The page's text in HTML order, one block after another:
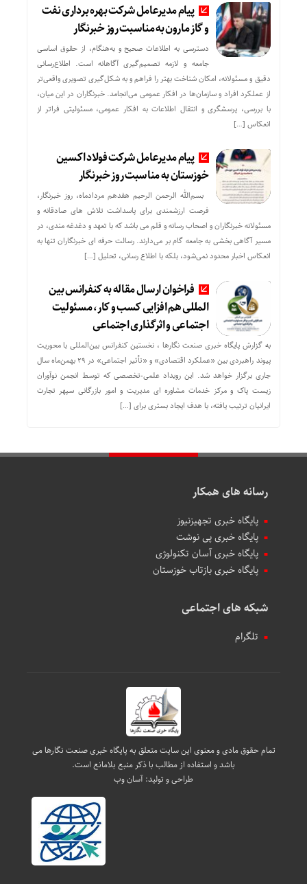
پیام مدیرعامل شرکت بهره برداری نفت
و گاز مارون به مناسبت روز خبرنگار
دسترسی به اطلاعات صحیح و به‌هنگام، از حقوق اساسی
جامعه و لازمه تصمیم‌گیری آگاهانه است. اطلاع‌رسانی
دقیق و مسئولانه، امکان شناخت بهتر را فراهم و به شکل‌گیری تصویری واقعی‌تر
از عملکرد افراد و سازمان‌ها در افکار عمومی می‌انجامد. خبرنگاران در این میان،
با بررسی، پرسشگری و انتقال اطلاعات به افکار عمومی، مسئولیتی فراتر از
انعکاس […]
پیام مدیرعامل شرکت فولاد اکسین
خوزستان به مناسبت روز خبرنگار
بسم‌الله الرحمن الرحیم هفدهم مردادماه، روز خبرنگار،
فرصت ارزشمندی برای پاسداشت تلاش‌ های صادقانه و
مسئولانه خبرنگاران و اصحاب رسانه و قلم می باشد که با تعهد و دغدغه‌ مندی، در
مسیر آگاهی‌ بخشی به جامعه گام بر می‌دارند. رسالت حرفه‌ ای خبرنگاران تنها به
انعکاس اخبار محدود نمی‌شود، بلکه با اطلاع رسانی، تحلیل […]
فراخوان ارسال مقاله به کنفرانس بین
المللی هم افزایی کسب و کار، مسئولیت
اجتماعی و اثرگذاری اجتماعی
به گزارش پایگاه خبری صنعت نگارها ، نخستین کنفرانس بین‌المللی با محوریت
پیوند راهبردی بین «عملکرد اقتصادی» و «تأثیر اجتماعی» در ۲۹ بهمن‌ماه سال
جاری برگزار خواهد شد. این رویداد علمی-تخصصی که توسط انجمن نوآوران
زیست پاک و مرکز خدمات مشاوره ای مدیریت و امور بازرگانی سپهر تجارت
ایرانیان ترتیب یافته، با هدف ایجاد بستری برای […]
رسانه های همکار
پایگاه خبری تجهیزنیوز
پایگاه خبری پی نوشت
پایگاه خبری آسان تکنولوژی
پایگاه خبری بازتاب خوزستان
شبکه های اجتماعی
تلگرام
تمام حقوق مادی و معنوی این سایت متعلق به پایگاه خبری صنعت نگارها می
باشد و استفاده از مطالب با ذکر منبع بلامانع است.
طراحی و تولید:آسان وب